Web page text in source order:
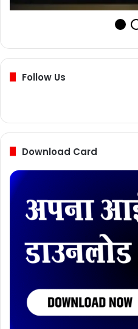
Follow Us
Download Card